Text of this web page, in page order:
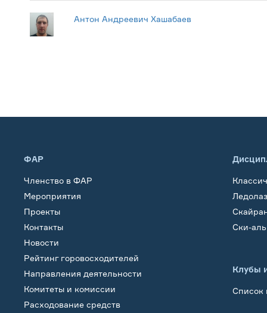
Антон Андреевич Хашабаев
ФАР
Членство в ФАР
Мероприятия
Проекты
Контакты
Новости
Рейтинг горовосходителей
Направления деятельности
Комитеты и комиссии
Расходование средств
Ски-
Клубы
Список